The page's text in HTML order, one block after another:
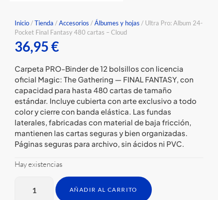
Inicio/Tienda /Accesorios /⁠Álbumes y hojas / Ultra Pro: Album 24-
Pocket Final Fantasy 480 cartas – Cloud
36,95€
Carpeta PRO-Binder de 12 bolsillos con licencia
oficial Magic: The Gathering — FINAL FANTASY, con
capacidad para hasta 480 cartas de tamaño
estándar. Incluye cubierta con arte exclusivo a todo
color y cierre con banda elástica. Las fundas
laterales, fabricadas con material de baja fricción,
mantienen las cartas seguras y bien organizadas.
Páginas seguras para archivo, sin ácidos ni PVC.
Hay existencias
AÑADIR AL CARRITO